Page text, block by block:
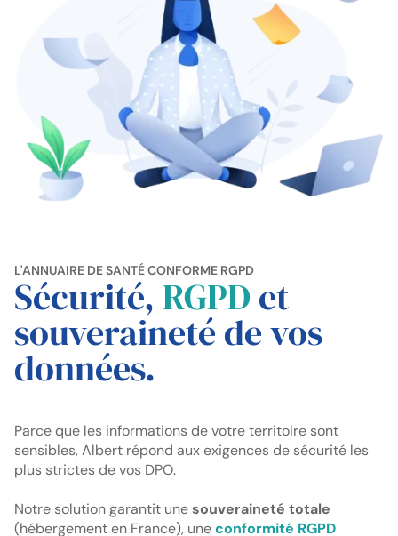
L'ANNUAIRE DE SANTÉ CONFORME RGPD
Sécurité, RGPDet
souveraineté de vos
données.
Parce que les informations de votre territoire sont
sensibles, Albert répond aux exigences de sécurité les
plus strictes de vos DPO.
Notre solution garantit unesouveraineté totale
(hébergement en France), uneconformité RGPD